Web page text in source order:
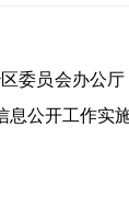
委员会办公
公开工作实